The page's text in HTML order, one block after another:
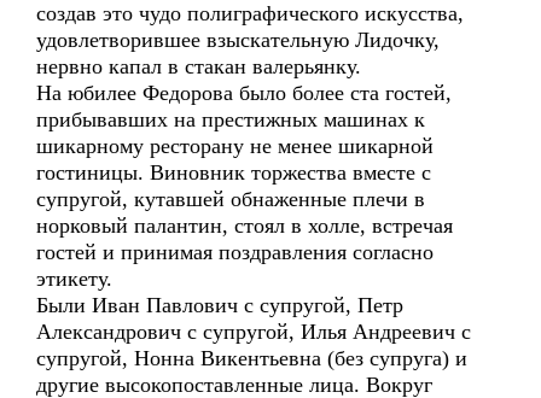
создав это чудо полиграфического искусства,
удовлетворившее взыскательную Лидочку,
нервно капал в стакан валерьянку.
На юбилее Федорова было более ста гостей,
прибывавших на престижных машинах к
шикарному ресторану не менее шикарной
гостиницы. Виновник торжества вместе с
супругой, кутавшей обнаженные плечи в
норковый палантин, стоял в холле, встречая
гостей и принимая поздравления согласно
этикету.
Были Иван Павлович с супругой, Петр
Александрович с супругой, Илья Андреевич с
супругой, Нонна Викентьевна (без супруга) и
другие высокопоставленные лица. Вокруг